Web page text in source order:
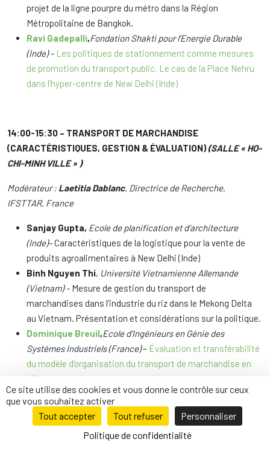
projet de la ligne pourpre du métro dans la Région
Métropolitaine de Bangkok.
Ravi Gadepalli,Fondation Shakti pour l’Energie Durable
(Inde) – Les politiques de stationnement comme mesures
de promotion du transport public. Le cas de la Place Nehru
dans l’hyper-centre de New Delhi (Inde)
14:00-15:30 – TRANSPORT DE MARCHANDISE
(CARACTÉRISTIQUES, GESTION & ÉVALUATION)(SALLE « HO-
CHI-MINH VILLE » )
Modérateur : Laetitia Dablanc, Directrice de Recherche,
IFSTTAR, France
Sanjay Gupta, Ecole de planification et d’architecture
(Inde)–Caractéristiques de la logistique pour la vente de
produits agroalimentaires à New Delhi (Inde)
Binh Nguyen Thi, Université Vietnamienne Allemande
(Vietnam) –Mesure de gestion du transport de
marchandises dans l’industrie du riz dans le Mekong Delta
au Vietnam. Présentation et considérations sur la politique.
Dominique Breuil,Ecole d’Ingénieurs en Génie des
Systèmes Industriels (France)– Évaluation et transférabilité
du modèle d’organisation du transport de marchandise en
ville
14:00-15:30 – SESSION SPÉCIALE: SÉCURITÉ ROUTIÈRE EN
(SALLE « LYON » )
Ce site utilise des cookies et vous donne le contrôle sur ceux
que vous souhaitez activer
Tout accepter
Tout refuser
Personnaliser
Politique de confidentialité